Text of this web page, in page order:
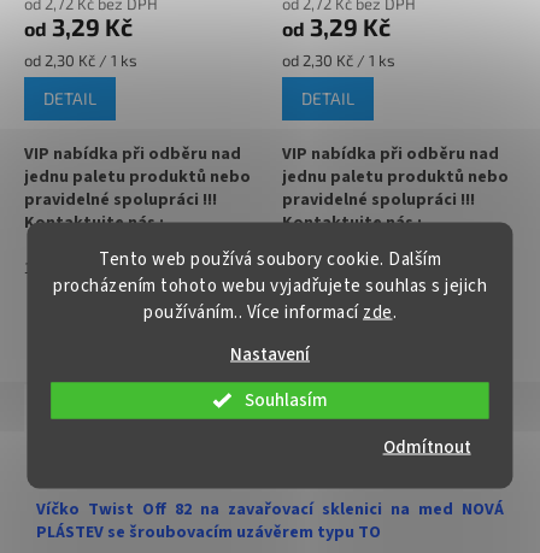
Tento web používá soubory cookie. Dalším
procházením tohoto webu vyjadřujete souhlas s jejich
používáním.. Více informacízde.
Nastavení
Odmítnout
Souhlasím
✅Paletu za výhodnější cenu
objednejte
od 3,29 Kč
Měrná
cena:
od 2,30 Kč / 1 ks
DETAIL
VIP nabídka při odběru nad
jednu paletu produktů nebo
pravidelné spolupráci !!!
Kontaktujte nás :
info@zavarovacisklo.cz
Víčko na sklenici s uzávěrem
typu Twist Off 82
✅ Šroubovací víčko pro snadné
otevření sklenice
✅ Pro výhodnější cenu kupte
celý karton
1
od 3,29 Kč
Měrná
cena:
od 2,30 Kč / 1 ks
DETAIL
VIP nabídka při odběru nad
jednu paletu produktů nebo
pravidelné spolupráci !!!
Kontaktujte nás :
info@zavarovacisklo.cz
✅ Víčko na sklenici s uzávěrem
typu Twist Off 82
✅ Šroubovací víčko pro snadné
otevření sklenice
ZDE
✅ Pro výhodnější cenu kupte
celý karton
1 700
Víčko Twist Off 82 na zavařovací sklenici na med NOVÁ
PLÁSTEV se šroubovacím uzávěrem typu TO